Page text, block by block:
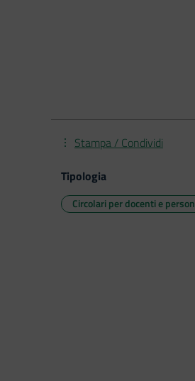
Stampa / Condividi
Tipologia
Circolari per docenti e